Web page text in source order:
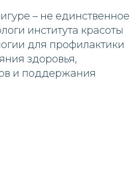
– не единственное
института красоты
для профилактики
здоровья,
и поддержания